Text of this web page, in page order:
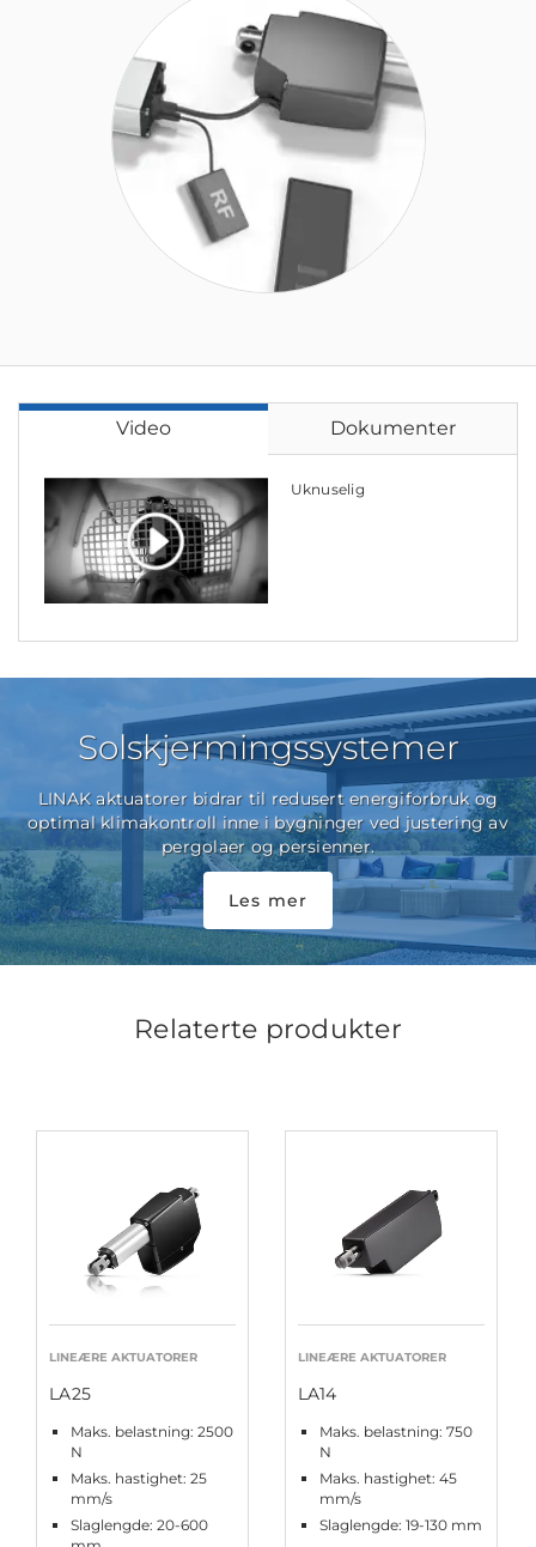
Video Dokumenter
Uknuselig
Solskjermingssystemer
LINAK aktuatorer bidrar til redusert energiforbruk og
optimal klimakontroll inne i bygninger ved justering av
pergolaer og persienner.
Les mer
Relaterte produkter
LINEÆRE AKTUATORER
LA25
Maks. belastning: 2500
N
Maks. hastighet: 25
mm/s
Slaglengde: 20-600
LINEÆRE AKTUATORER
LA14
Maks. belastning: 750
N
Maks. hastighet: 45
mm/s
Slaglengde: 19-130 mm